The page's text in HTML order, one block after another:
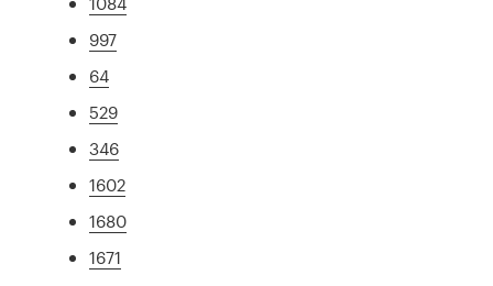
997
64
529
346
1602
1680
1671